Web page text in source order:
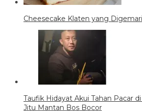
Cheesecake Klaten yang
Taufik Hidayat Akui Tahan Pacar
Jitu Mantan Bos Bocor